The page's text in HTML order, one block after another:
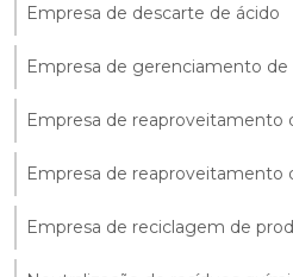
Empresa de descarte de ácido
Empresa de gerenciamento de
Empresa de reaproveitamento
Empresa de reaproveitamento
Empresa de reciclagem de